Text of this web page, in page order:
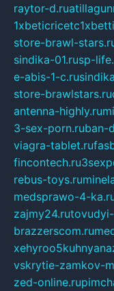
raytor-d.ru
store-brawl-
sindika-01.rusp-
e-abis-1-c.ru
store-brawlstars.ru
antenna-highly.ru
3-sex-porn.ruban-
viagra-tablet.ru
fincontech.ru
rebus-toys.ru
medsprawo-4-
zajmy24.ru
brazzerscom.ru
vskrytie-zamkov-
zed-online.ru